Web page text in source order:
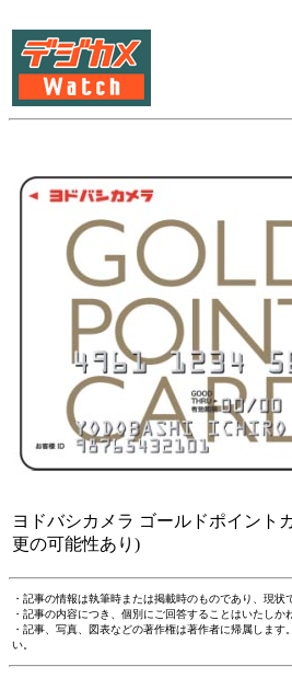
ヨドバシカメラ ゴールドポイント
更の可能性あり)
・記事の情報は執筆時または掲載時のものであり、現状
・記事の内容につき、個別にご回答することはいたしか
・記事、写真、図表などの著作権は著作者に帰属しま
い。